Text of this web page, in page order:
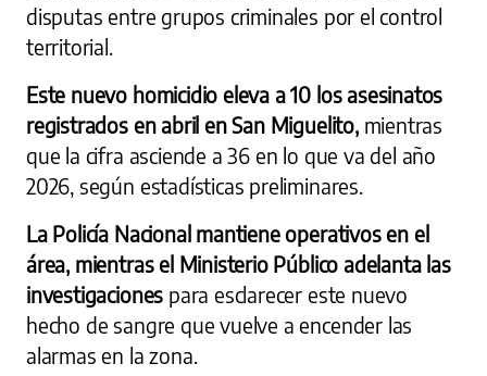
disputas entre grupos criminales por el control
territorial.
Este nuevo homicidio eleva a 10 los asesinatos
registrados en abril en San Miguelito, mientras
que la cifra asciende a 36 en lo que va del año
2026, según estadísticas preliminares.
La Policía Nacional mantiene operativos en el
área, mientras el Ministerio Público adelanta las
investigaciones para esclarecer este nuevo
hecho de sangre que vuelve a encender las
alarmas en la zona.